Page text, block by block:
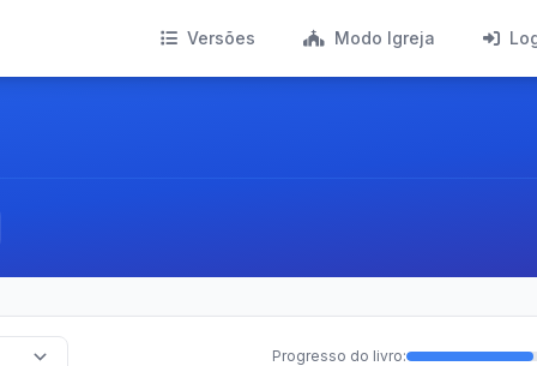
Versões Modo Igreja
Progresso do livro: